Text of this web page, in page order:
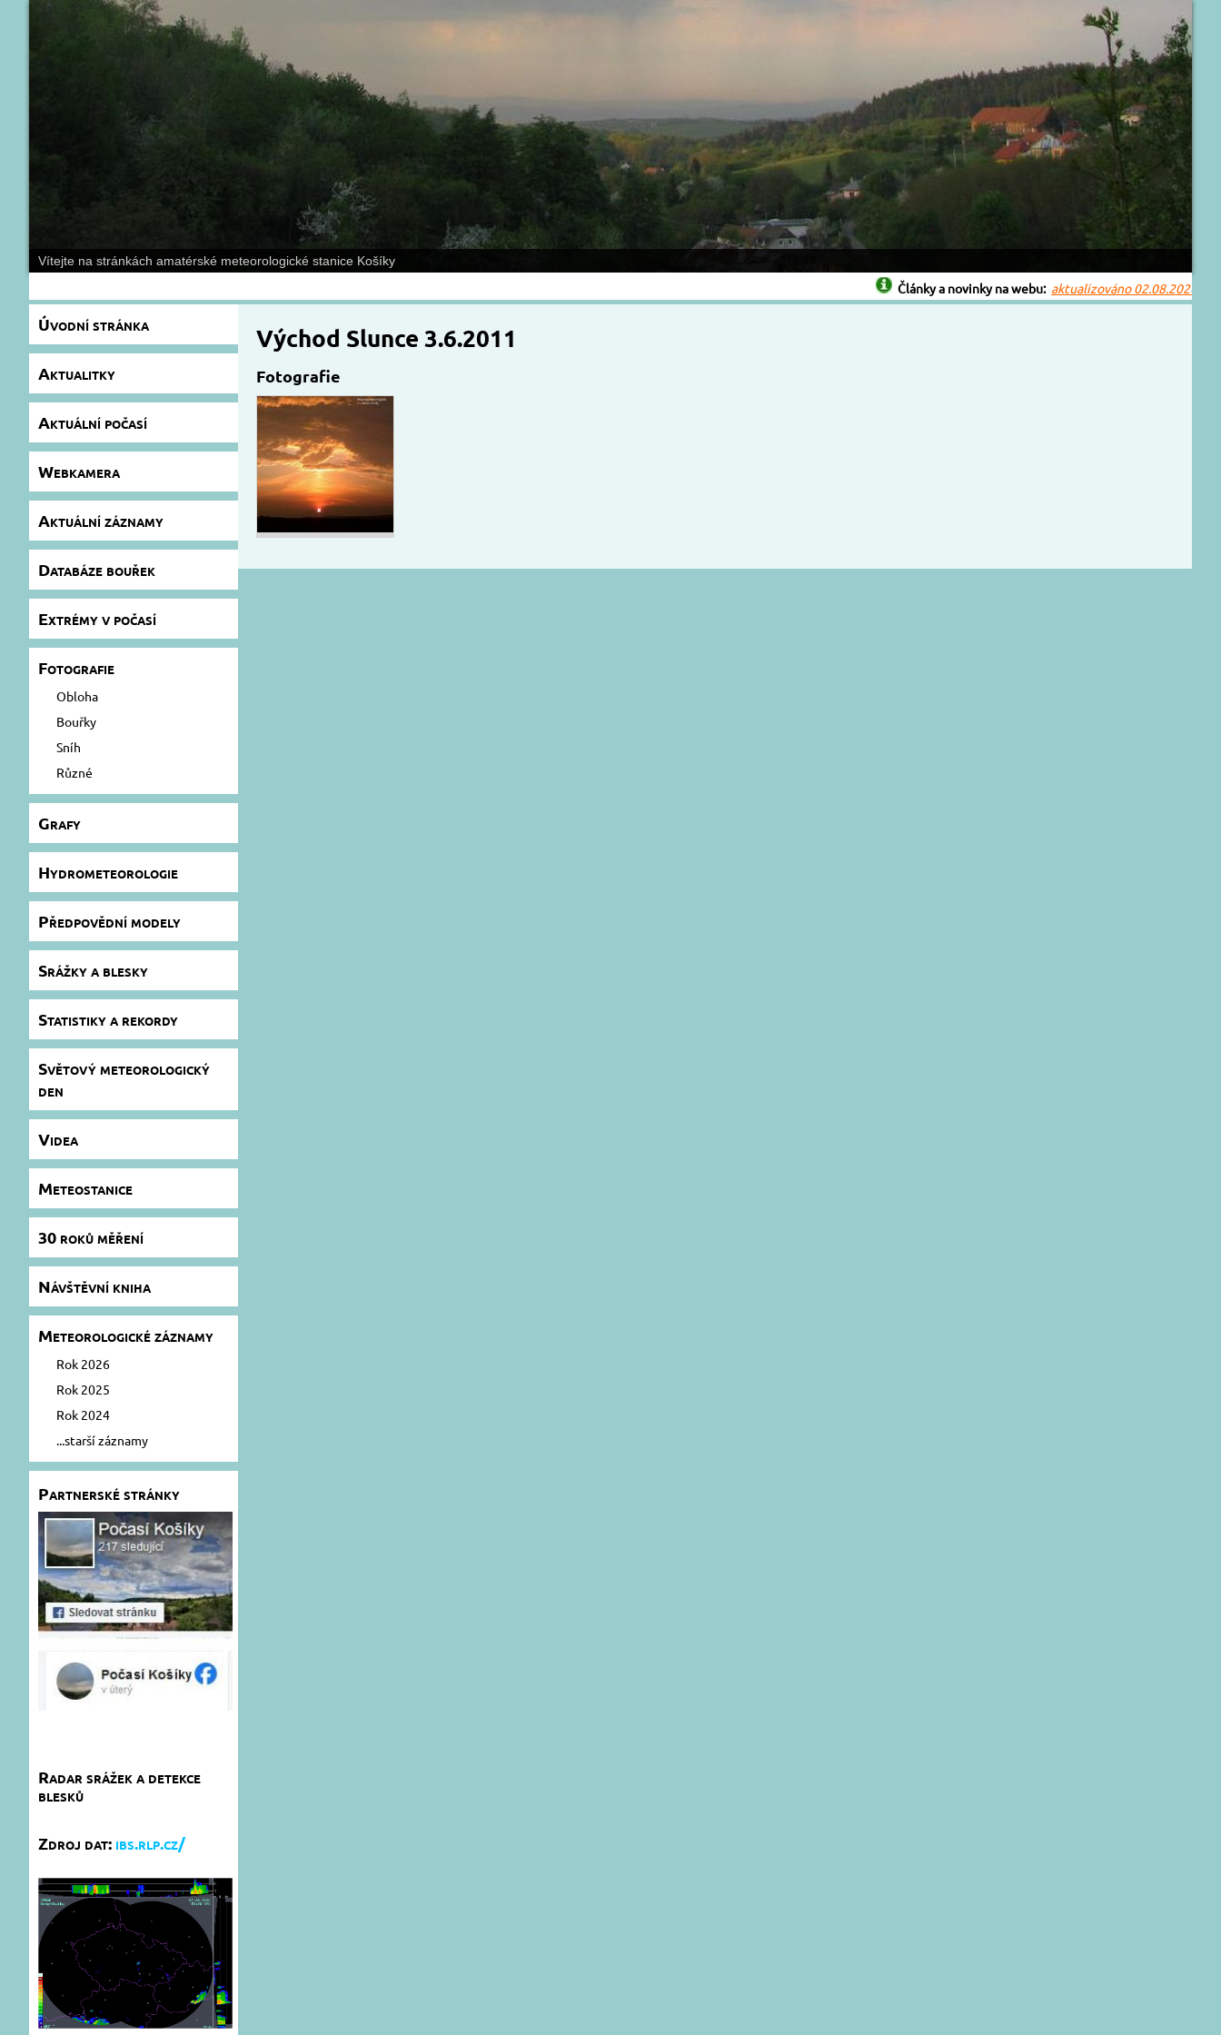
Vítejte na stránkách amatérské meteorologické stanice Košíky
Články a novinky na webu:aktualizováno 02.08.2026
Úvodní stránka
Aktualitky
Aktuální počasí
Webkamera
Aktuální záznamy
Databáze bouřek
Extrémy v počasí
Fotografie
Obloha
Bouřky
Sníh
Různé
Grafy
Hydrometeorologie
Předpovědní modely
Srážky a blesky
Statistiky a rekordy
Světový meteorologický
den
Videa
Meteostanice
30 roků měření
Návštěvní kniha
Meteorologické záznamy
Rok 2026
Rok 2025
Rok 2024
...starší záznamy
Partnerské stránky
Radar srážek a detekce
blesků
Zdroj dat: ibs.rlp.cz/
Východ Slunce 3.6.2011
Fotografie